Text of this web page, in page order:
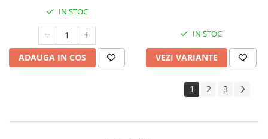
IN STOC
ADAUGA IN COS
IN STOC
VEZI VARIANTE
1 2 3